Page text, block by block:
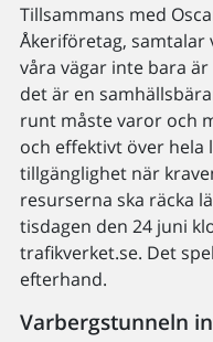
Tillsammans med
Åkeriföretag,
våra vägar inte bara
det är en
runt måste varor och
och effektivt över hela
tillgänglighet när
resurserna ska räcka
tisdagen den 24 juni
trafikverket.se. Det
efterhand.
Varbergstunneln